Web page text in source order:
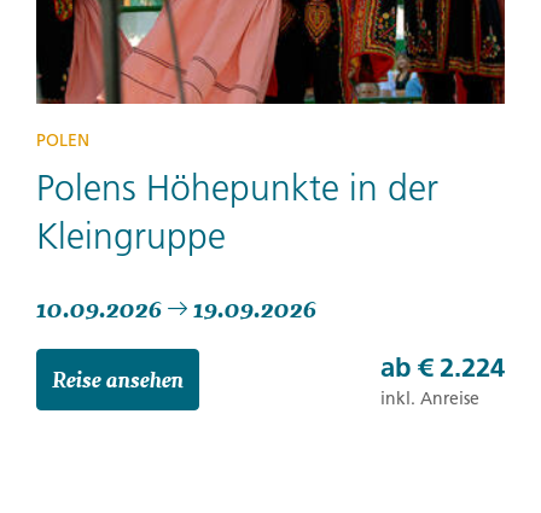
POLEN
Polens Höhepunkte in der
Kleingruppe
10.09.2026 19.09.2026
Reise ansehen ab € 2.224
inkl. Anreise